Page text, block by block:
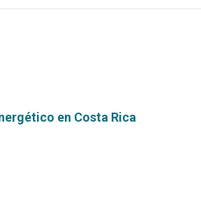
en Costa Rica